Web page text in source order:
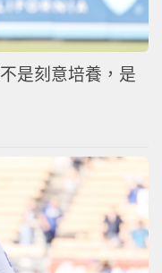
是刻意培養，是